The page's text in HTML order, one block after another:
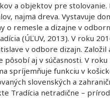
a objektov pre stolovanie.
najmä dreva. Vystavuje
o remesle a dizajne v
(ÚĽUV, 2013). V roku
v odbore dizajn.
pôsobí aj v súčasnosti. V
spríjemňuje funkciu v
slovenských a
Tradícia netradične –